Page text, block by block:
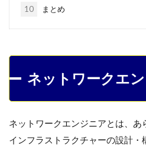
10 まとめ
ネットワークエ
ネットワークエンジニアとは、
インフラストラクチャーの設計